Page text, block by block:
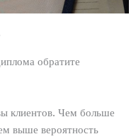
обратите
клиентов. Чем больше
выше вероятность